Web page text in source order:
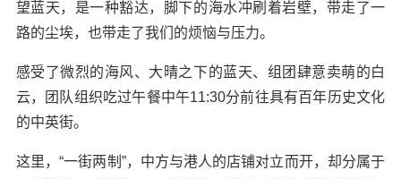
望蓝天，是一种豁达，脚下的海水冲刷着岩壁，带走了一
路的尘埃，也带走了我们的烦恼与压力。
感受了微烈的海风、大晴之下的蓝天、组团肆意卖萌的白
云，团队组织吃过午餐中午11:30分前往具有百年历史文化
的中英街。
这里，“一街两制”，中方与港人的店铺对立而开，却分属于